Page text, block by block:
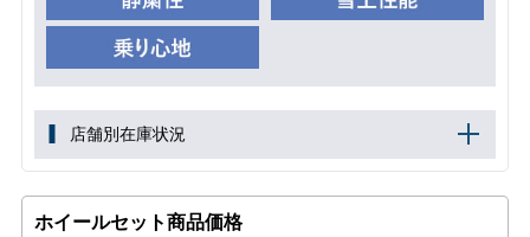
店舗別在庫状況
ホイールセット商品価格